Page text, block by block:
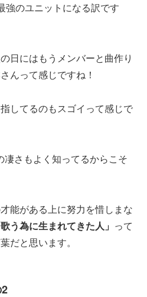
強のユニットになる訳です
日にはもうメンバーと曲作り
んって感じですね！
してるのもスゴイって感じで
凄さもよく知ってるからこそ
能がある上に努力を惜しまな
歌う為に生まれてきた人」 って
だと思います。